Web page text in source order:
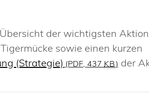
der wichtigsten
sowie einen kurzen
(Strategie) (PDF, 437 KB) der